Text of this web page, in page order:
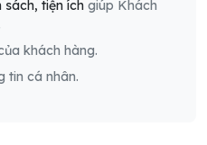
sách, tiện ích giúp Khách
khách hàng.
tin cá nhân.